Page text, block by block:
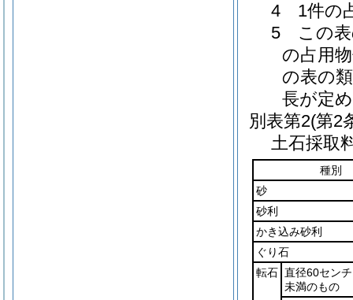
4 1件の
5 この表
の占用
の表の
長が定
別表第2(第2
土石採取
種別
砂
砂利
かき込み砂利
ぐり石
転石 直径60セン
未満のもの